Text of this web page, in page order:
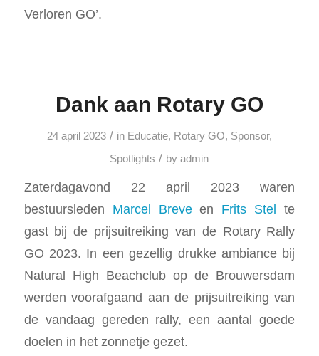
Verloren GO’.
Dank aan Rotary GO
24 april 2023 / in Educatie, Rotary GO, Sponsor,
Spotlights / byadmin
Zaterdagavond 22 april 2023 waren
bestuursleden Marcel Breveen Frits Stel te
gast bij de prijsuitreiking van de Rotary Rally
GO 2023. In een gezellig drukke ambiance bij
Natural High Beachclub op de Brouwersdam
werden voorafgaand aan de prijsuitreiking van
de vandaag gereden rally, een aantal goede
doelen in het zonnetje gezet.